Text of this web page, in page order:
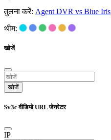
तुलना करें: Agent DVR vs Blue Iris
थीम:
खोजें
खोजें
Sv3c वीडियो URL जेनरेटर
IP